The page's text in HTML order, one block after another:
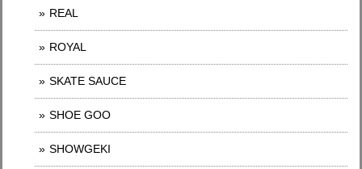
REAL
ROYAL
SKATE SAUCE
SHOE GOO
SHOWGEKI